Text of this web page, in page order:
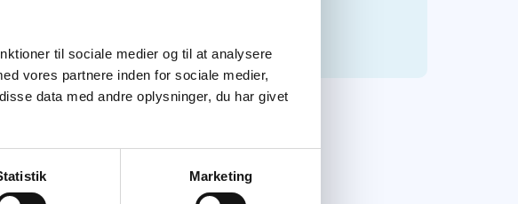
til sociale medier og til at analysere
vores partnere inden for sociale medier,
data med andre oplysninger, du har givet
Marketing